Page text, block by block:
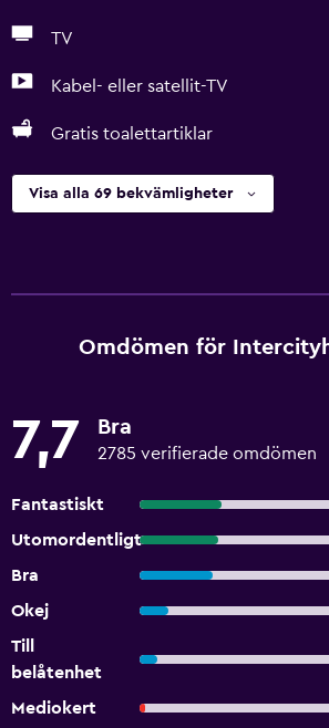
TV
Kabel- eller satellit-TV
Gratis toalettartiklar
Visa alla 69 bekvämligheter
Omdömen för
7,7 Bra
2785 verifierade omdömen
Fantastiskt
Utomordentligt
Bra
Okej
Till
belåtenhet
Mediokert